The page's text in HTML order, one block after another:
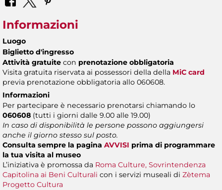
Informazioni
Luogo
Biglietto d'ingresso
Attività gratuite con prenotazione obbligatoria
Visita gratuita riservata ai possessori della della MiC card
previa prenotazione obbligatoria allo 060608.
Informazioni
Per partecipare è necessario prenotarsi chiamando lo
060608 (tutti i giorni dalle 9.00 alle 19.00)
In caso di disponibilità le persone possono aggiungersi
anche il giorno stesso sul posto.
Consulta sempre la pagina AVVISI prima di programmare
la tua visita al museo
L’iniziativa è promossa da Roma Culture, Sovrintendenza
Capitolina ai Beni Culturali con i servizi museali di Zètema
Progetto Cultura